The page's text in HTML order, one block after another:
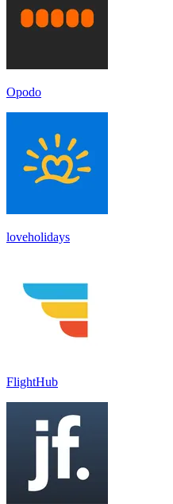
Opodo
loveholidays
FlightHub